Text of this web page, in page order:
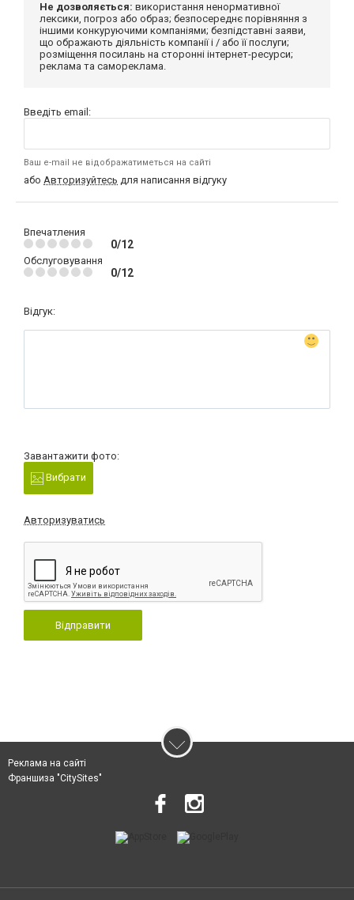
Не дозволяється: використання ненормативної
лексики, погроз або образ; безпосереднє порівняння з
іншими конкуруючими компаніями; безпідставні заяви,
що ображають діяльність компанії і / або її послуги;
розміщення посилань на сторонні інтернет-ресурси;
реклама та самореклама.
Введіть email:
Ваш e-mail не відображатиметься на сайті
або Авторизуйтесь для написання відгуку
Впечатления
0/12
Обслуговування
0/12
Відгук:
Завантажити фото:
Вибрати
Авторизуватись
Відправити
Реклама на сайті
Франшиза "CitySites"